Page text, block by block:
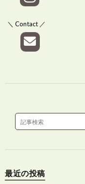
＼ Contact ／
最近の投稿